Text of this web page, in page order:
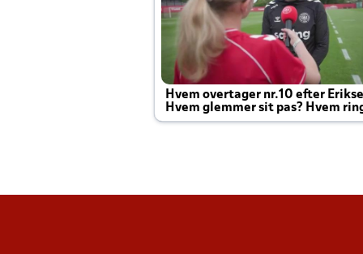
Hvem overtager nr.10 efter
Hvem glemmer sit pas? Hvem
Joachim altid til efter kampe?